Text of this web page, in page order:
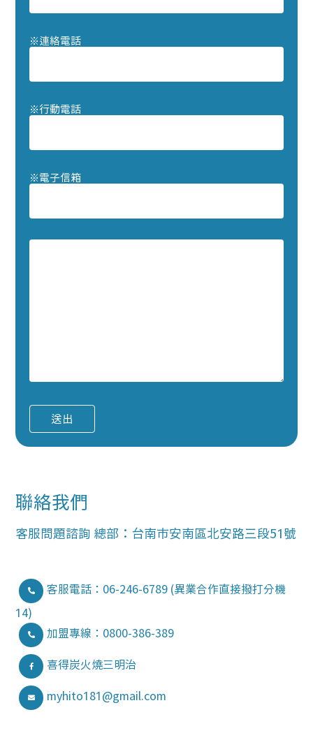
※ 連絡電話
※行動電話
※ 電子信箱
聯絡我們
客服問題諮詢 總部：台南市安南區北安路三段51號
客服電話：06-246-6789 (異業合作直接撥打分機
14)
加盟專線：0800-386-389
喜得炭火燒三明治
myhito181@gmail.com